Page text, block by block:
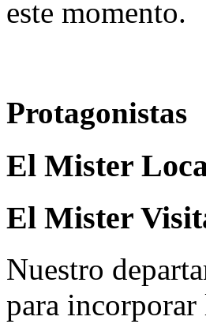
este momento.
Protagonistas
El Mister
El Mister
Nuestro
para incorporar